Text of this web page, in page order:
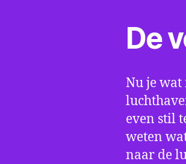
De
Nu je
even stil
weten
naar de